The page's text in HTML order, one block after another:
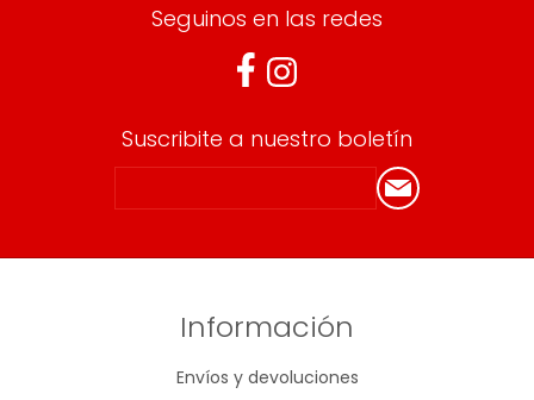
Seguinos en las redes
Suscribite a nuestro boletín
Información
Envíos y devoluciones